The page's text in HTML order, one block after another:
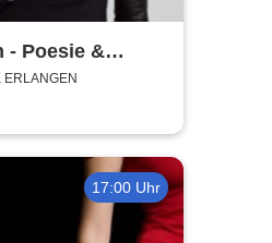
- Poesie &
ERLANGEN
17:00 Uhr